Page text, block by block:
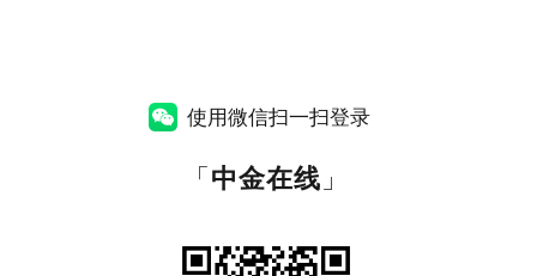
使用微信扫一扫登录
「中金在线 」